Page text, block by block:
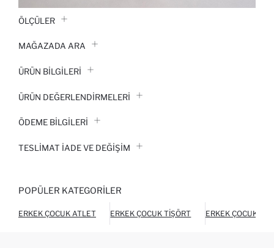
ÖLÇÜLER
MAĞAZADA ARA
ÜRÜN BILGILERI
ÜRÜN DEĞERLENDİRMELERİ
ÖDEME BİLGİLERİ
TESLIMAT İADE VE DEĞIŞIM
POPÜLER KATEGORILER
ERKEK ÇOCUK ATLET ERKEK ÇOCUK TIŞÖRT ERKEK ÇOCUK